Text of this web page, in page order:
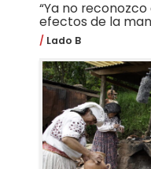
“Ya no
efectos de la
Lado B